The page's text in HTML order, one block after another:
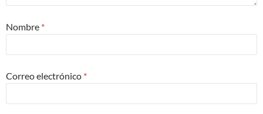
Nombre *
Correo electrónico *